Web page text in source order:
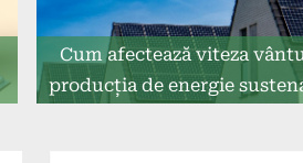
Cum afectează viteza
producția de energie